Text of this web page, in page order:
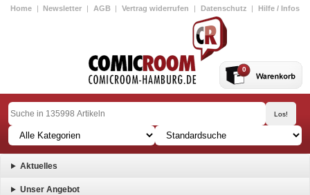
Home | Newsletter | AGB | Vertrag widerrufen | Datenschutz | Hilfe / Infos
0
Aktuelles
Unser Angebot